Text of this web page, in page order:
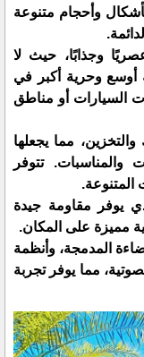
وأحجام متنوعة
وجذابًا، حيث لا
أوسع وحرية أكبر في
السيارات أو مناطق
مما يجعلها
والمناسبات. تتوفر
المتنوعة.
يوفر مقاومة جيدة
مميزة على المكان.
المدمجة، وأنظمة
مما يوفر تجربة